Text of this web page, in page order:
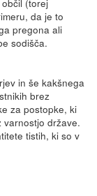
da je to
pregona ali
sodišča.
in še kakšnega
brez
za postopke, ki
varnostjo države.
tistih, ki so v